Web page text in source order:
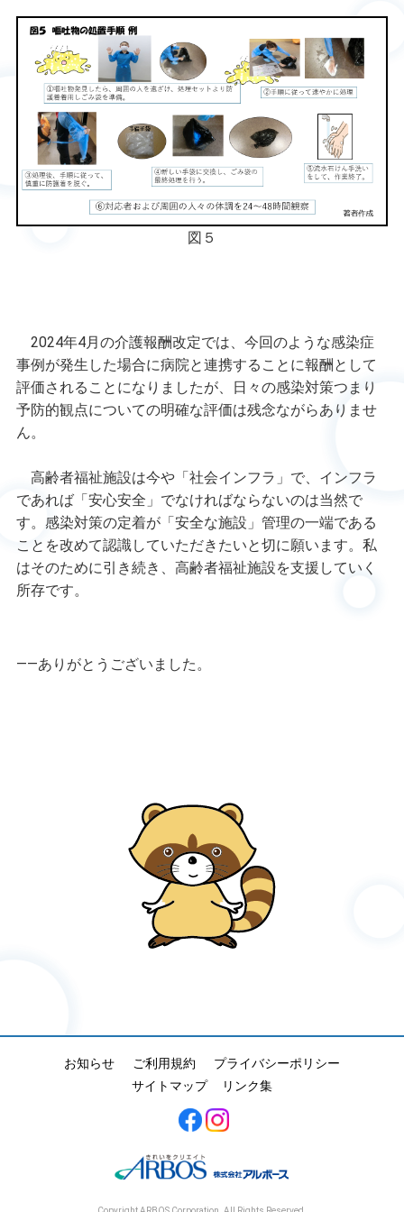
図５
2024年4月の介護報酬改定では、今回のような感染症
事例が発生した場合に病院と連携することに報酬として
評価されることになりましたが、日々の感染対策つまり
予防的観点についての明確な評価は残念ながらありませ
ん。
高齢者福祉施設は今や「社会インフラ」で、インフラ
であれば「安心安全」でなければならないのは当然で
す。感染対策の定着が「安全な施設」管理の一端である
ことを改めて認識していただきたいと切に願います。私
はそのために引き続き、高齢者福祉施設を支援していく
所存です。
――ありがとうございました。
お知らせ ご利用規約
プライバシーポリシー
サイトマップ
リンク集